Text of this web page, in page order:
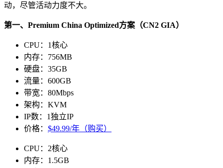
动，尽管活动力度不大。
第一、Premium China Optimized方案（CN2 GIA）
CPU：1核心
内存：756MB
硬盘：35GB
流量：600GB
带宽：80Mbps
架构：KVM
IP数：1独立IP
价格： $49.99/年（购买）
CPU：2核心
内存：1.5GB